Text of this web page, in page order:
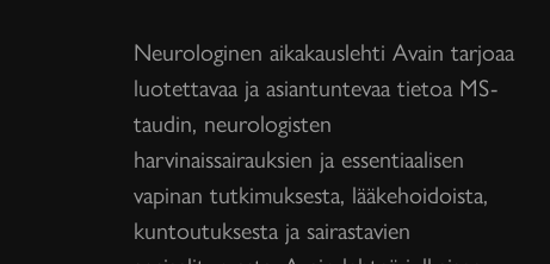
Neurologinen aikakauslehti Avain tarjoaa
luotettavaa ja asiantuntevaa tietoa MS-
taudin, neurologisten
harvinaissairauksien ja essentiaalisen
vapinan tutkimuksesta, lääkehoidoista,
kuntoutuksesta ja sairastavien